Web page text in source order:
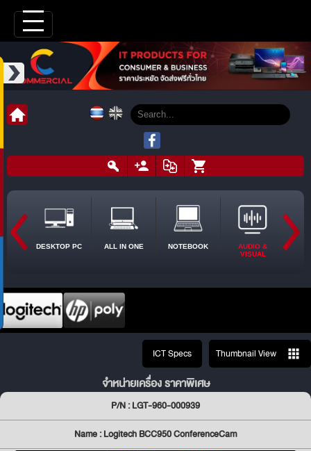
DESKTOP PC ALL IN ONE NOTEBOOK
AUDIO &
VISUAL
ICT Specs Thumbnail View
จำหน่ายเครื่อง ราคาพิเศษ
P/N : LGT-960-000939
Name : Logitech BCC950 ConferenceCam